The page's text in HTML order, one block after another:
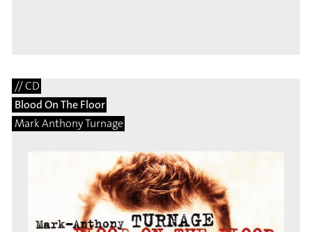
// CD
Blood On The Floor
Mark Anthony Turnage